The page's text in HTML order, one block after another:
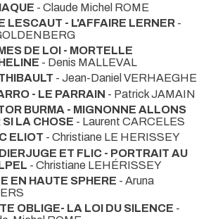
- Claude Michel ROME
LESCAUT - L'AFFAIRE LERNER -
DE LOI - MORTELLE
- Denis MALLEVAL
- Jean-Daniel VERHAEGHE
- LE PARRAIN - Patrick JAMAIN
BURMA - MIGNONNE ALLONS
SI LA CHOSE - Laurent CARCELES
ELIOT - Christiane LE HERISSEY
ET FLIC - PORTRAIT AU
- Christiane LEHÉRISSEY
EN HAUTE SPHERE - Aruna
OBLIGE- LA LOI DU SILENCE -